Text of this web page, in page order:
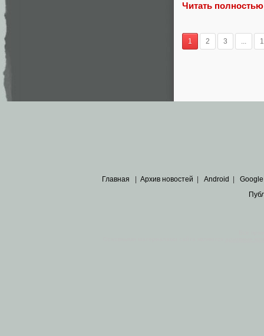
Читать
1 2 3
Главная | Архив новостей | Android | Google